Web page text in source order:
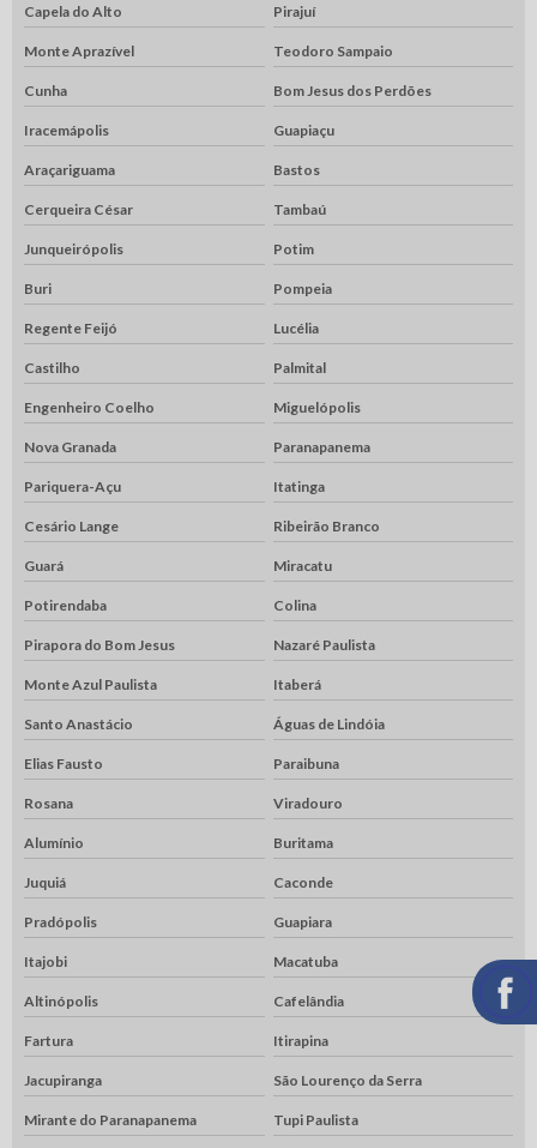
Capela do Alto Pirajuí
Monte Aprazível Teodoro Sampaio
Cunha Bom Jesus dos Perdões
Iracemápolis Guapiaçu
Araçariguama Bastos
Cerqueira César Tambaú
Junqueirópolis Potim
Buri Pompeia
Regente Feijó Lucélia
Castilho Palmital
Engenheiro Coelho Miguelópolis
Nova Granada Paranapanema
Pariquera-Açu Itatinga
Cesário Lange Ribeirão Branco
Guará Miracatu
Potirendaba Colina
Pirapora do Bom Jesus Nazaré Paulista
Monte Azul Paulista Itaberá
Santo Anastácio Águas de Lindóia
Elias Fausto Paraibuna
Rosana Viradouro
Alumínio Buritama
Juquiá Caconde
Pradópolis Guapiara
Itajobi Macatuba
Altinópolis Cafelândia
Fartura Itirapina
Jacupiranga São Lourenço da Serra
Mirante do Paranapanema Tupi Paulista